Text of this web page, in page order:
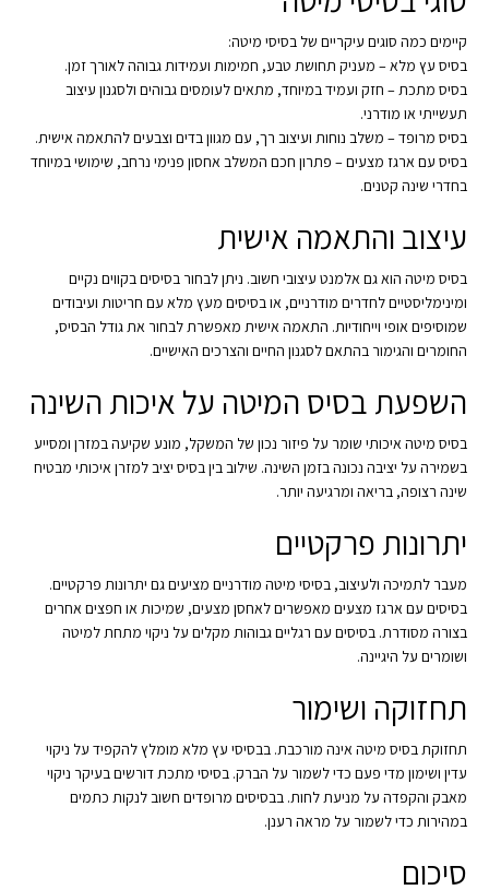
קיימים כמה סוגים עיקריים של בסיסי מיטה:
בסיס עץ מלא – מעניק תחושת טבע, חמימות ועמידות גבוהה לאורך זמן.
בסיס מתכת – חזק ועמיד במיוחד, מתאים לעומסים גבוהים ולסגנון עיצוב
תעשייתי או מודרני.
בסיס מרופד – משלב נוחות ועיצוב רך, עם מגוון בדים וצבעים להתאמה אישית.
בסיס עם ארגז מצעים – פתרון חכם המשלב אחסון פנימי נרחב, שימושי במיוחד
בחדרי שינה קטנים.
עיצוב והתאמה אישית
בסיס מיטה הוא גם אלמנט עיצובי חשוב. ניתן לבחור בסיסים בקווים נקיים
ומינימליסטיים לחדרים מודרניים, או בסיסים מעץ מלא עם חריטות ועיבודים
שמוסיפים אופי וייחודיות. התאמה אישית מאפשרת לבחור את גודל הבסיס,
החומרים והגימור בהתאם לסגנון החיים והצרכים האישיים.
השפעת בסיס המיטה על איכות השינה
בסיס מיטה איכותי שומר על פיזור נכון של המשקל, מונע שקיעה במזרן ומסייע
בשמירה על יציבה נכונה בזמן השינה. שילוב בין בסיס יציב למזרן איכותי מבטיח
שינה רצופה, בריאה ומרגיעה יותר.
יתרונות פרקטיים
מעבר לתמיכה ולעיצוב, בסיסי מיטה מודרניים מציעים גם יתרונות פרקטיים.
בסיסים עם ארגז מצעים מאפשרים לאחסן מצעים, שמיכות או חפצים אחרים
בצורה מסודרת. בסיסים עם רגליים גבוהות מקלים על ניקוי מתחת למיטה
ושומרים על היגיינה.
תחזוקה ושימור
תחזוקת בסיס מיטה אינה מורכבת. בבסיסי עץ מלא מומלץ להקפיד על ניקוי
עדין ושימון מדי פעם כדי לשמור על הברק. בסיסי מתכת דורשים בעיקר ניקוי
מאבק והקפדה על מניעת לחות. בבסיסים מרופדים חשוב לנקות כתמים
במהירות כדי לשמור על מראה רענן.
סיכום